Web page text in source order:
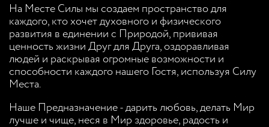
На Месте Силы мы создаем пространство для
каждого, кто хочет духовного и физического
развития в единении с Природой, прививая
ценность жизни Друг для Друга, оздоравливая
людей и раскрывая огромные возможности и
способности каждого нашего Гостя, используя Силу
Места.
Наше Предназначение - дарить любовь, делать Мир
лучше и чище, неся в Мир здоровье, радость и